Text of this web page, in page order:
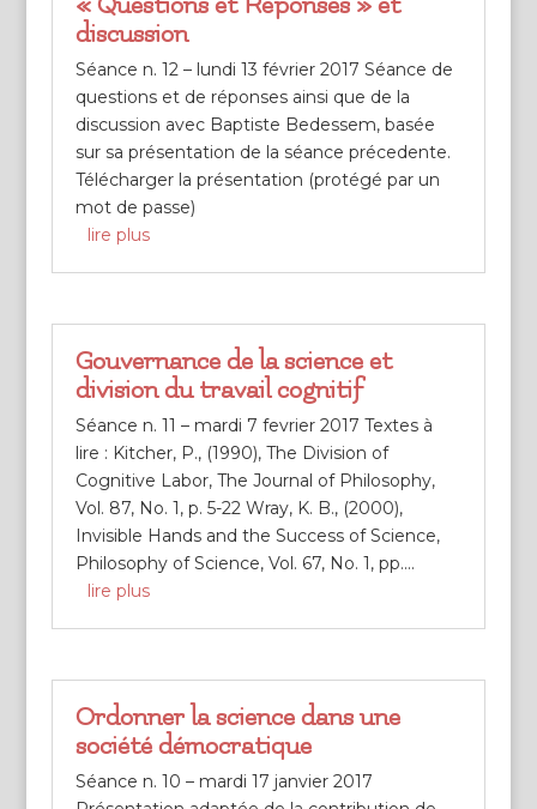
discussion
Séance n. 12 – lundi 13 février 2017 Séance de
questions et de réponses ainsi que de la
discussion avec Baptiste Bedessem, basée
sur sa présentation de la séance précedente.
Télécharger la présentation (protégé par un
mot de passe)
lire plus
Gouvernance de la science et
division du travail cognitif
Séance n. 11 – mardi 7 fevrier 2017 Textes à
lire : Kitcher, P., (1990), The Division of
Cognitive Labor, The Journal of Philosophy,
Vol. 87, No. 1, p. 5-22 Wray, K. B., (2000),
Invisible Hands and the Success of Science,
Philosophy of Science, Vol. 67, No. 1, pp....
lire plus
Ordonner la science dans une
société démocratique
Séance n. 10 – mardi 17 janvier 2017